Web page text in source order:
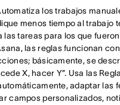
los trabajos
menos tiempo al trabajo
las tareas para los que fueron
las reglas funcionan con
básicamente, se
X, hacer Y”. Usa las
adaptar las
campos personalizados,